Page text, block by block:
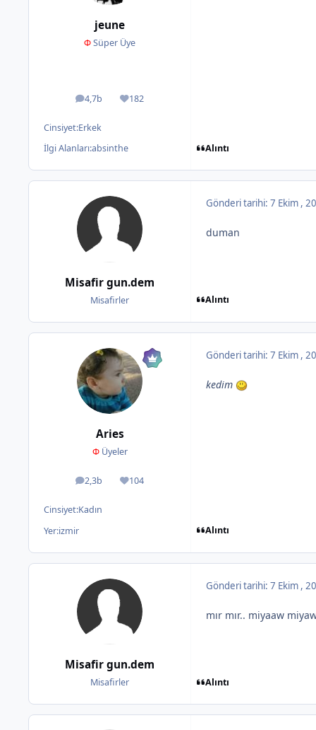
jeune
ΦSüper Üye
4,7b
ileti 182
İtibar
Cinsiyet:Erkek
İlgi Alanları:absinthe Alıntı
Misafir gun.dem
Misafirler
Gönderi tarihi: 7 Ekim ,
duman
Alıntı
Aries
ΦÜyeler
2,3b
ileti 104
İtibar
Cinsiyet:Kadın
Yer:izmir
Gönderi tarihi: 7 Ekim ,
kedim
Alıntı
Misafir gun.dem
Misafirler
Gönderi tarihi: 7 Ekim ,
mır mır.. miyaaw
Alıntı